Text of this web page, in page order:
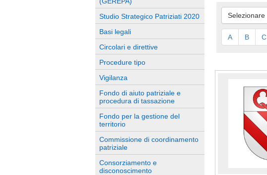
Studio Strategico Patriziati 2020
Basi legali
Circolari e direttive
Procedure tipo
Vigilanza
Fondo di aiuto patriziale e
procedura di tassazione
Fondo per la gestione del
territorio
Commissione di coordinamento
patriziale
Consorziamento e
disconoscimento
Selezionare
A B C